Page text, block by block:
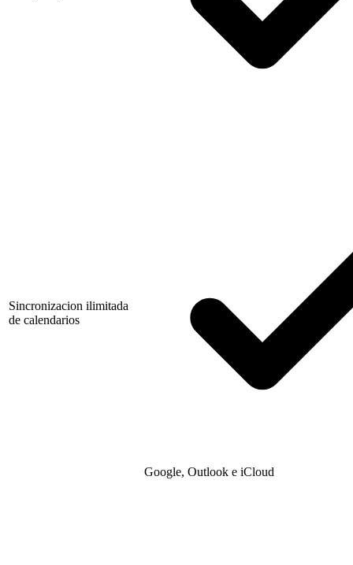
Sincronizacion ilimitada
de calendarios
Google, Outlook e iCloud